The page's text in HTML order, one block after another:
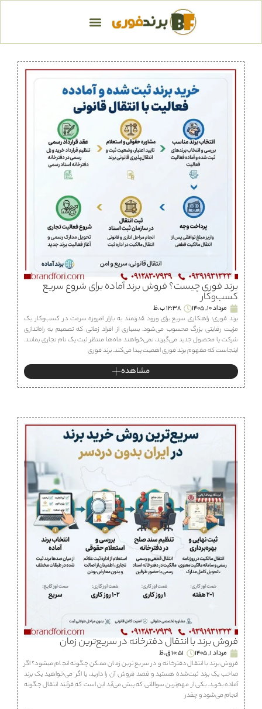
برند فوری چیست؟ فروش برند آماده برای شروع سریع
کسب‌وکار
مرداد 10, 1405
12:38 ب.ظ
برند فوری؛ راهکاری سریع برای ورود قدرتمند به بازار امروزه سرعت در کسب‌وکار یک
مزیت رقابتی بزرگ محسوب می‌شود. بسیاری از افراد زمانی که تصمیم به راه‌اندازی
شرکت یا محصول جدید می‌گیرند، نمی‌خواهند ماه‌ها منتظر ثبت یک نام تجاری بمانند.
اینجاست که مفهوم برند فوری اهمیت پیدا می‌کند. برند فوری
مشاهده
فروش برند با انتقال دفترخانه در سریع‌ترین زمان
مرداد 1, 1405
10:51 ق.ظ
فروش برند با انتقال دفترخانه و در سریع ترین زمان ممکن چگونه انجام میشود؟ اگر
صاحب یک برند ثبت‌شده هستید و قصد فروش آن را دارید، یا اگر می‌خواهید یک برند
آماده بخرید، یکی از مهم‌ترین سوالاتی که پیش می‌آید این است که فرآیند انتقال چگونه
انجام می‌شود و چقدر